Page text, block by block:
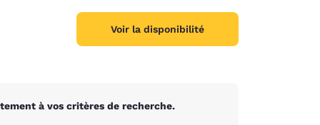
Voir la disponibilité
à vos critères de recherche.